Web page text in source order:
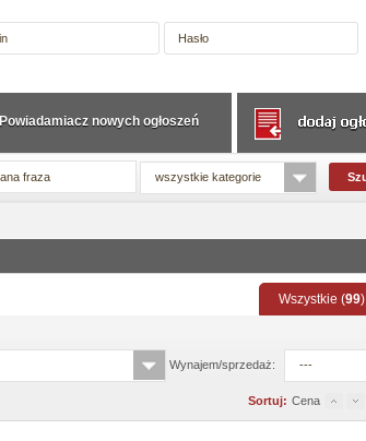
wszystkie kategorie
Powiadamiacz nowych ogłoszeń
Wszystkie (99)
Wynajem/sprzedaż: ---
Sortuj: Cena